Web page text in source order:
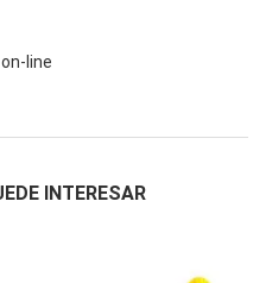
line
INTERESAR